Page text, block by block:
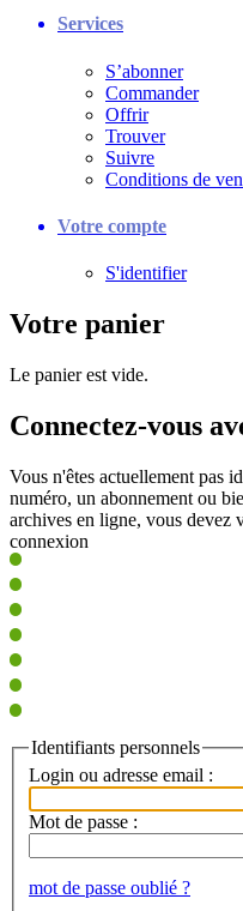
Services
S’abonner
Commander
Offrir
Trouver
Suivre
Conditions de
Votre compte
S'identifier
Votre panier
Le panier est vide.
Connectez-vous
Vous n'êtes actuellement pas
numéro, un abonnement ou
archives en ligne, vous devez
connexion
Identifiants personnels
Login ou adresse email :
Mot de passe :
mot de passe oublié ?